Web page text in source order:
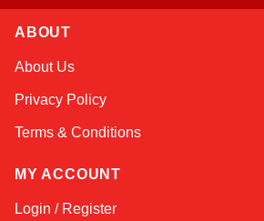
ABOUT
About Us
Privacy Policy
Terms & Conditions
MY ACCOUNT
Login / Register